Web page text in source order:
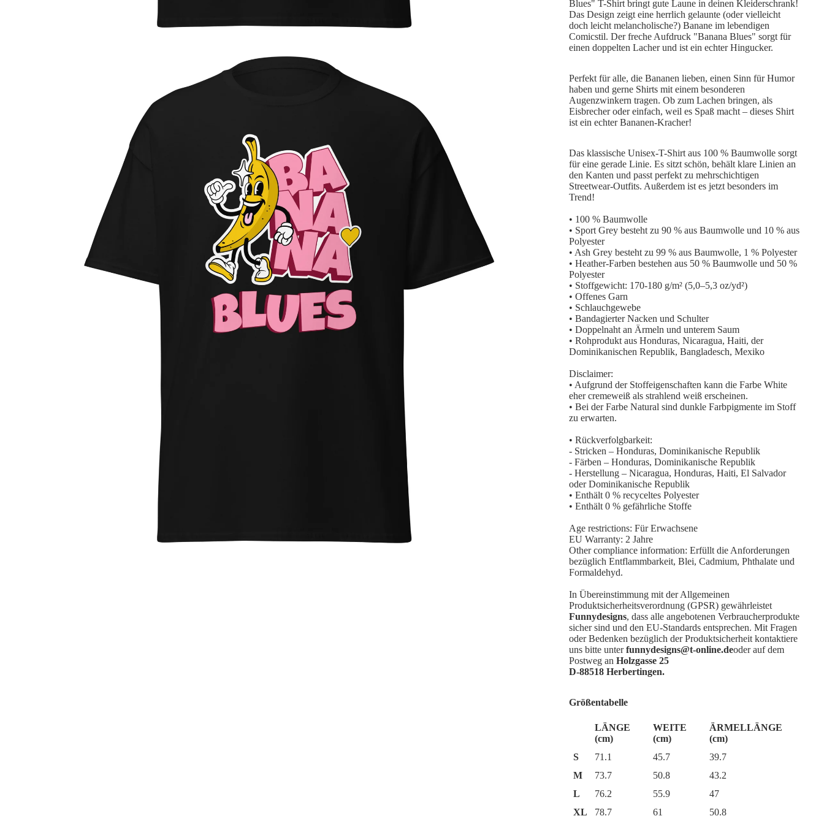
Blues" T-Shirt bringt gute Laune in deinen Kleiderschrank!
Das Design zeigt eine herrlich gelaunte (oder vielleicht
doch leicht melancholische?) Banane im lebendigen
Comicstil. Der freche Aufdruck "Banana Blues" sorgt für
einen doppelten Lacher und ist ein echter Hingucker.
Perfekt für alle, die Bananen lieben, einen Sinn für Humor
haben und gerne Shirts mit einem besonderen
Augenzwinkern tragen. Ob zum Lachen bringen, als
Eisbrecher oder einfach, weil es Spaß macht – dieses Shirt
ist ein echter Bananen-Kracher!
Das klassische Unisex-T-Shirt aus 100 % Baumwolle sorgt
für eine gerade Linie. Es sitzt schön, behält klare Linien an
den Kanten und passt perfekt zu mehrschichtigen
Streetwear-Outfits. Außerdem ist es jetzt besonders im
Trend!
• 100 % Baumwolle
• Sport Grey besteht zu 90 % aus Baumwolle und 10 % aus
Polyester
• Ash Grey besteht zu 99 % aus Baumwolle, 1 % Polyester
• Heather-Farben bestehen aus 50 % Baumwolle und 50 %
Polyester
• Stoffgewicht: 170-180 g/m² (5,0–5,3 oz/yd²)
• Offenes Garn
• Schlauchgewebe
• Bandagierter Nacken und Schulter
• Doppelnaht an Ärmeln und unterem Saum
• Rohprodukt aus Honduras, Nicaragua, Haiti, der
Dominikanischen Republik, Bangladesch, Mexiko
Disclaimer:
• Aufgrund der Stoffeigenschaften kann die Farbe White
eher cremeweiß als strahlend weiß erscheinen.
• Bei der Farbe Natural sind dunkle Farbpigmente im Stoff
zu erwarten.
• Rückverfolgbarkeit:
- Stricken – Honduras, Dominikanische Republik
- Färben – Honduras, Dominikanische Republik
- Herstellung – Nicaragua, Honduras, Haiti, El Salvador
oder Dominikanische Republik
• Enthält 0 % recyceltes Polyester
• Enthält 0 % gefährliche Stoffe
Age restrictions: Für Erwachsene
EU Warranty: 2 Jahre
Other compliance information: Erfüllt die Anforderungen
bezüglich Entflammbarkeit, Blei, Cadmium, Phthalate und
Formaldehyd.
In Übereinstimmung mit der Allgemeinen
Produktsicherheitsverordnung (GPSR) gewährleistet
Funnydesigns, dass alle angebotenen Verbraucherprodukte
sicher sind und den EU-Standards entsprechen. Mit Fragen
oder Bedenken bezüglich der Produktsicherheit kontaktiere
uns bitte unterfunnydesigns@t-online.deoder auf dem
Postweg an Holzgasse 25
D-88518 Herbertingen.
Größentabelle
LÄNGE
(cm)
WEITE
(cm)
ÄRMELLÄNGE
(cm)
S
71.1 45.7
39.7
M
73.7 50.8
43.2
L
76.2 55.9
47
XL
78.7 61 50.8